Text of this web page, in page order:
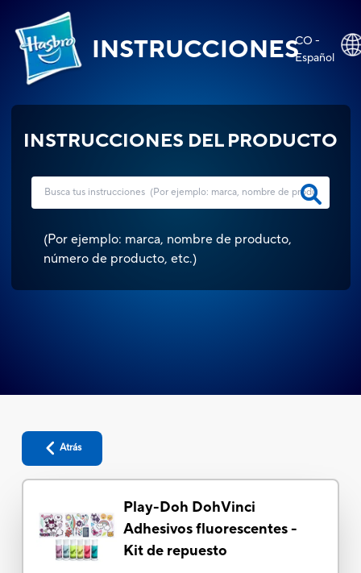
INSTRUCCIONESCO -
Español
INSTRUCCIONES DEL PRODUCTO
(Por ejemplo: marca, nombre de producto,
número de producto, etc.)
Atrás
Play-Doh DohVinci
Adhesivos fluorescentes -
Kit de repuesto